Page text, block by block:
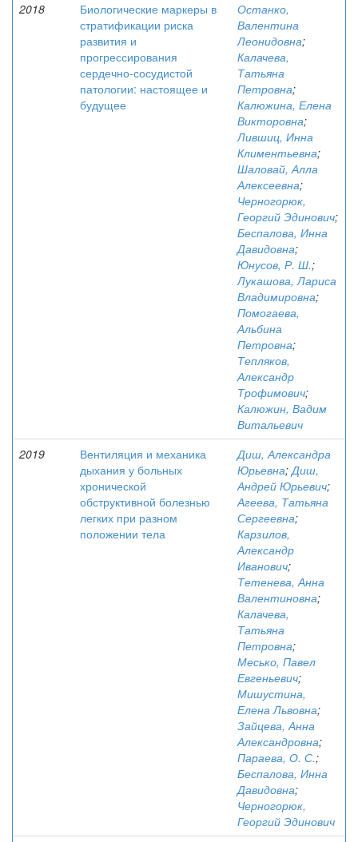
2018
Биологические маркеры в
стратификации риска
развития и
прогрессирования
сердечно-сосудистой
патологии: настоящее и
будущее
Останко,
Валентина
Леонидовна;
Калачева,
Татьяна
Петровна;
Калюжина, Елена
Викторовна;
Лившиц, Инна
Климентьевна;
Шаловай, Алла
Алексеевна;
Черногорюк,
Георгий Эдинович;
Беспалова, Инна
Давидовна;
Юнусов, Р. Ш.;
Лукашова, Лариса
Владимировна;
Помогаева,
Альбина
Петровна;
Тепляков,
Александр
Трофимович;
Калюжин, Вадим
Витальевич
2019
Вентиляция и механика
дыхания у больных
хронической
обструктивной болезнью
легких при разном
положении тела
Диш, Александра
Юрьевна;Диш,
Андрей Юрьевич;
Агеева, Татьяна
Сергеевна;
Карзилов,
Александр
Иванович;
Тетенева, Анна
Валентиновна;
Калачева,
Татьяна
Петровна;
Месько, Павел
Евгеньевич;
Мишустина,
Елена Львовна;
Зайцева, Анна
Александровна;
Параева, О. С.;
Беспалова, Инна
Давидовна;
Черногорюк,
Георгий Эдинович